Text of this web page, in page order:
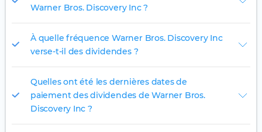
Warner Bros. Discovery Inc ?
À quelle fréquence Warner Bros. Discovery Inc
verse-t-il des dividendes ?
Quelles ont été les dernières dates de
paiement des dividendes de Warner Bros.
Discovery Inc ?